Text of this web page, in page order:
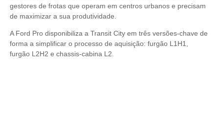
gestores de frotas que operam em centros urbanos e precisam
de maximizar a sua produtividade.
A Ford Pro disponibiliza a Transit City em três versões-chave de
forma a simplificar o processo de aquisição: furgão L1H1,
furgão L2H2 e chassis-cabina L2.